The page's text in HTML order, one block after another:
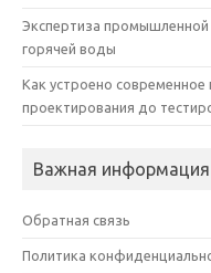
Экспертиза
горячей воды
Как устроено современное
проектирования до
Важная информация
Обратная связь
Политика